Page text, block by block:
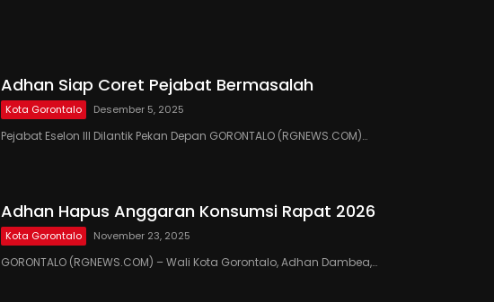
Adhan Siap Coret Pejabat Bermasalah
Kota Gorontalo Desember 5, 2025
Pejabat Eselon III Dilantik Pekan Depan GORONTALO (RGNEWS.COM)…
Adhan Hapus Anggaran Konsumsi Rapat 2026
Kota Gorontalo November 23, 2025
GORONTALO (RGNEWS.COM) – Wali Kota Gorontalo, Adhan Dambea,…